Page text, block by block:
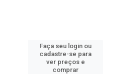
Faça seu login ou
cadastre-se para
ver preços e
comprar